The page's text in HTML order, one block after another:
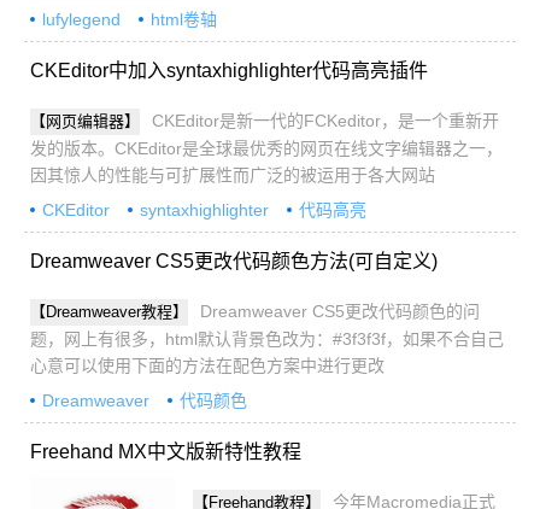
止不动，本文给大家介绍通过
HTML5+lufylegend实现游戏中的卷轴，感
兴趣的朋友一起学习吧
lufylegend html卷轴
CKEditor中加入syntaxhighlighter代码高亮插件
【网页编辑器】
CKEditor是新一代的FCKeditor，是一个重新开
发的版本。CKEditor是全球最优秀的网页在线文字编辑器之一，
因其惊人的性能与可扩展性而广泛的被运用于各大网站
CKEditor
syntaxhighlighter 代码高亮
Dreamweaver CS5更改代码颜色方法(可自定义)
【Dreamweaver教程】
Dreamweaver CS5更改代码颜色的问
题，网上有很多，html默认背景色改为：#3f3f3f，如果不合自己
心意可以使用下面的方法在配色方案中进行更改
Dreamweaver
代码颜色
Freehand MX中文版新特性教程
【Freehand教程】
今年Macromedia正式